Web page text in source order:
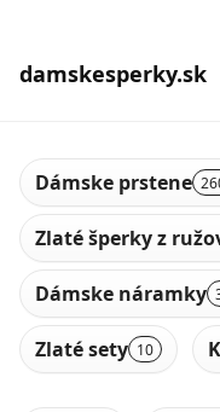
damskesperky.sk
Dámske prstene
Zlaté šperky z
Dámske náramky
Zlaté sety 10